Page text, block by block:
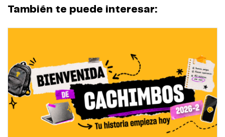
También te puede interesar: